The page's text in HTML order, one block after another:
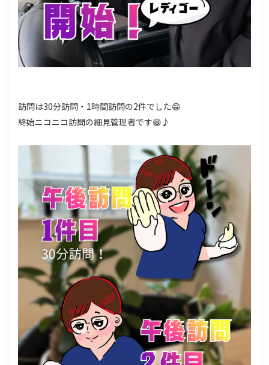
訪問は30分訪問・1時間訪問の2件でした😁
終始ニコニコ訪問の細見管理者です😁♪